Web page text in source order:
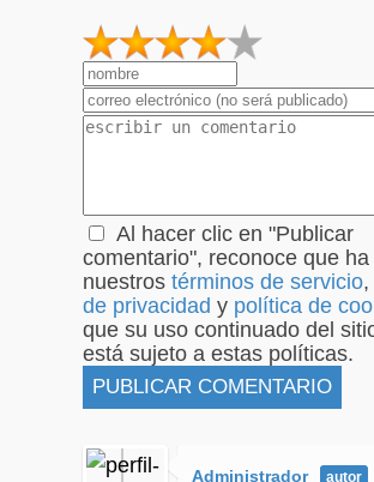
2
1
Al hacer clic en "Publicar
comentario", reconoce que
nuestros términos de servicio,
de privacidad y política de
que su uso continuado del
está sujeto a estas políticas.
Administrador